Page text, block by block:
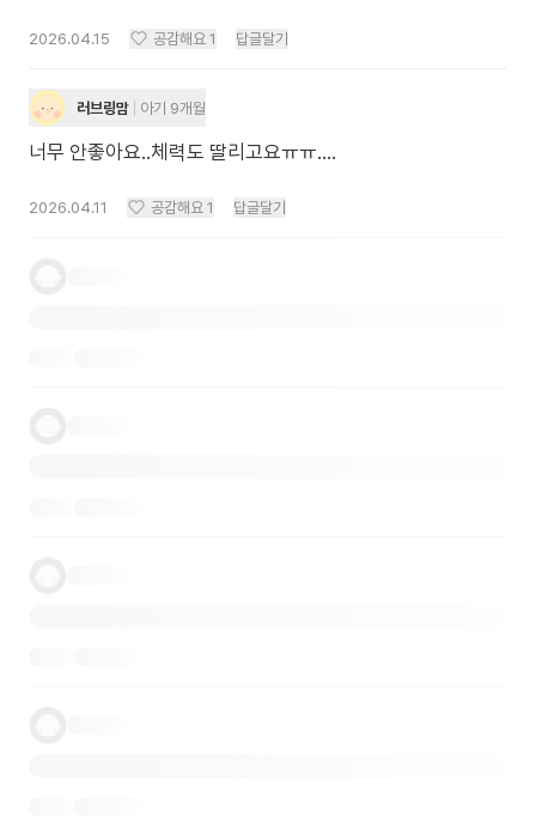
2026.04.15 공감해요 1 답글달기
러브링맘 아기 9개월
너무 안좋아요..체력도 딸리고요ㅠㅠ....
2026.04.11 공감해요 1 답글달기